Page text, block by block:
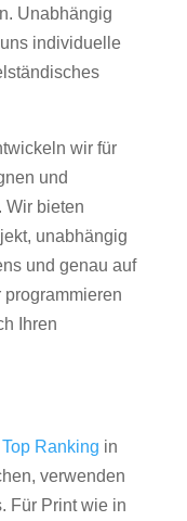
Unabhängig
individuelle
wir für
und
. Wir bieten
unabhängig
und genau auf
programmieren
Ihren
Top Ranking in
verwenden
Für Print wie in